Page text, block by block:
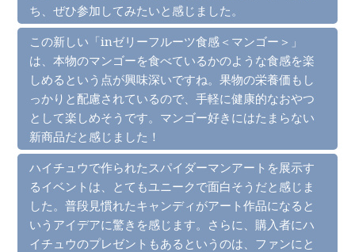
ち、ぜひ参加してみたいと感じました。
この新しい「inゼリーフルーツ食感＜マンゴー＞」
は、本物のマンゴーを食べているかのような食感を楽
しめるという点が興味深いですね。果物の栄養価もし
っかりと配慮されているので、手軽に健康的なおやつ
として楽しめそうです。マンゴー好きにはたまらない
新商品だと感じました！
ハイチュウで作られたスパイダーマンアートを展示す
るイベントは、とてもユニークで面白そうだと感じま
した。普段見慣れたキャンディがアート作品になると
いうアイデアに驚きを感じます。さらに、購入者にハ
イチュウのプレゼントもあるというのは、ファンにと